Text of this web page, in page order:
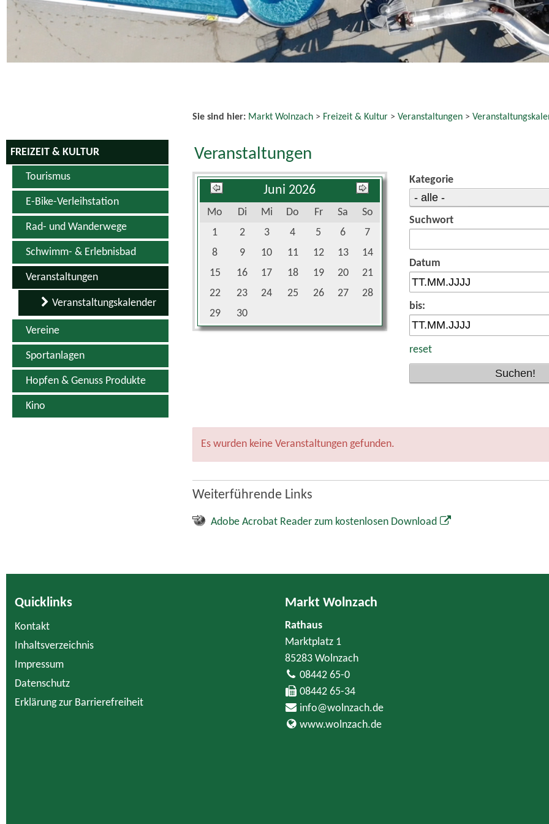
FREIZEIT & KULTUR
Tourismus
E-Bike-Verleihstation
Rad- und Wanderwege
Schwimm- & Erlebnisbad
Veranstaltungen
Veranstaltungskalender
Vereine
Sportanlagen
Hopfen & Genuss Produkte
Kino
Sie sind hier: Markt Wolnzach> Freizeit & Kultur> Veranstaltungen>
Veranstaltungen
Juni 2026
Mo Di Mi Do Fr Sa
So
1
2 3 4 5 6
7
8
9 10 11 12 13
14
15
16 17 18 19 20
21
22
23 24 25 26 27
28
29
30
Kategorie
Suchwort
Datum
bis:
reset
Es wurden keine Veranstaltungen gefunden.
Weiterführende Links
Adobe Acrobat Reader zum kostenlosen Download
Quicklinks
Kontakt
Inhaltsverzeichnis
Impressum
Datenschutz
Erklärung zur Barrierefreiheit
Markt Wolnzach
Rathaus
Marktplatz 1
85283 Wolnzach
08442 65-0
08442 65-34
info@wolnzach.de
www.wolnzach.de